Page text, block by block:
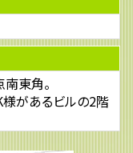
東角。
様があるビルの2階